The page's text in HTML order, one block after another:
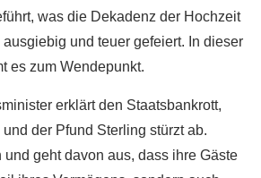
was die Dekadenz der Hochzeit
und teuer gefeiert. In dieser
es zum Wendepunkt.
erklärt den Staatsbankrott,
der Pfund Sterling stürzt ab.
und geht davon aus, dass ihre Gäste